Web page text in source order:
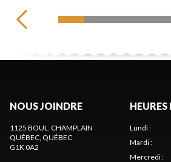
NOUS JOINDRE
1125 BOUL. CHAMPLAIN
QUÉBEC , QUÉBEC
G1K 0A2
Lundi:
Mardi:
Mercredi: